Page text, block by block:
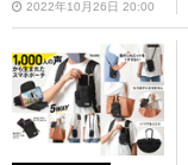
2022年10月26日 20:00